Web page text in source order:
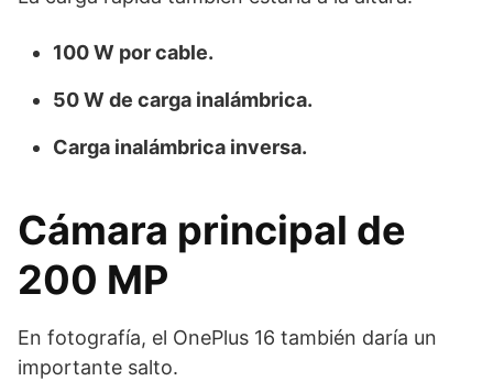
100 W por cable.
50 W de carga inalámbrica.
Carga inalámbrica inversa.
Cámara principal de
200 MP
En fotografía, el OnePlus 16 también daría un
importante salto.